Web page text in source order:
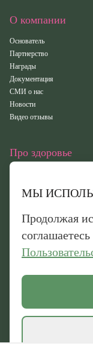
МЫ
Продолжая
О компании
Основатель
Партнерство
Награды
Документация
СМИ о нас
Новости
Видео отзывы
Про здоровье
Здоровье
Иридотест
Обработка персональных
Политика
© 2026 «Оптисалт». Все
натуральных препаратов